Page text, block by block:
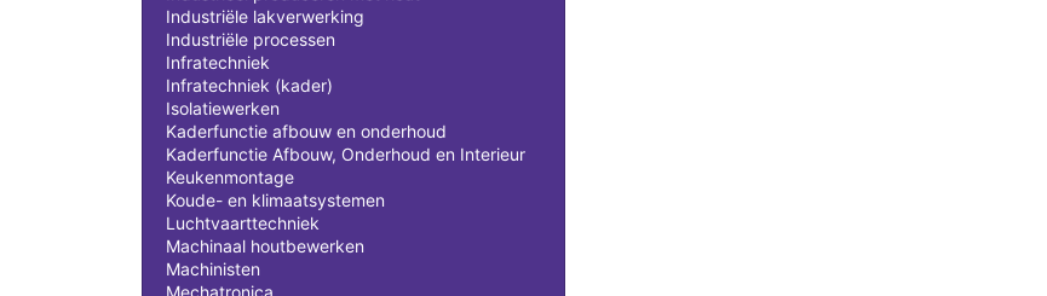
Industriële lakverwerking
Industriële processen
Infratechniek
Infratechniek (kader)
Isolatiewerken
Kaderfunctie afbouw en onderhoud
Kaderfunctie Afbouw, Onderhoud en Interieur
Keukenmontage
Koude- en klimaatsystemen
Luchtvaarttechniek
Machinaal houtbewerken
Machinisten
Mechatronica